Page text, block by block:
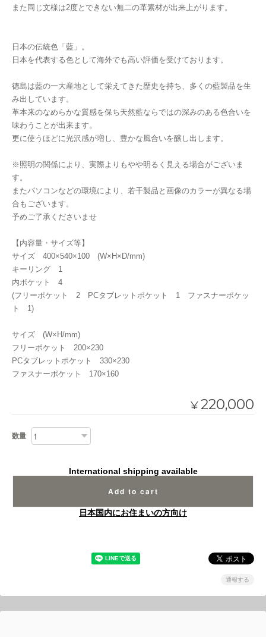
また同じ文様は2度とできない無二の革素材が出来上がります。
日本の伝統色「藍」。
日本を代表する色として海外でも高い評価を受けております。
徳島は藍の一大産地として栄えてきた歴史を持ち、多くの藍製品を生
み出しています。
革本来のなめらかな質感を保ち天然藍ならではの深みのある色合いを
味わうことが出来ます。
更に使うほどに光沢感が増し、豊かな風合いを醸し出します。
※照明の関係により、実際よりもやや明るく見える場合がございま
す。
またパソコンなどの環境により、若干製品と画像のカラーが異なる場
合もございます。
予めご了承くださいませ
【内容量・サイズ等】
サイズ 400×540×100 (W×H×D/mm)
キーリング 1
内ポケット 4
(フリーポケット 2 PCタブレットポケット 1 ファスナーポケッ
ト 1)
サイズ (W×H/mm)
フリーポケット 200×230
PCタブレットポケット 330×230
ファスナーポケット 170×160
¥220,000
数量
International shipping available
Add to cart
日本国内にお住まいの方向け
通報する